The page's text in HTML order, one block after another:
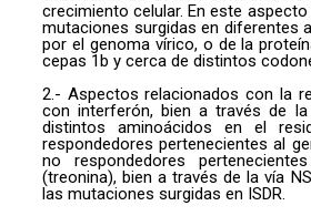
crecimiento celular. En este
mutaciones surgidas en diferentes
por el genoma vírico, o de la
cepas 1b y cerca de distintos
2.- Aspectos relacionados con la
con interferón, bien a través de
distintos aminoácidos en el
respondedores pertenecientes al
no respondedores
(treonina), bien a través de la vía
las mutaciones surgidas en ISDR.